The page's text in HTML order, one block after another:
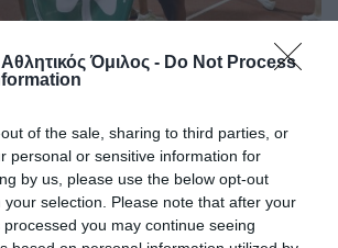
Όμιλος - Do Not Process
of the sale, sharing to third parties, or
personal or sensitive information for
by us, please use the below opt-out
selection. Please note that after your
you may continue seeing
στα μετάλλια ο
στους άνδρες και δευτεραθλητής
Παναθηναϊκός είναι ο πολυνίκης
στον ανοικτό στίβο, στον άτυπο πίνακα